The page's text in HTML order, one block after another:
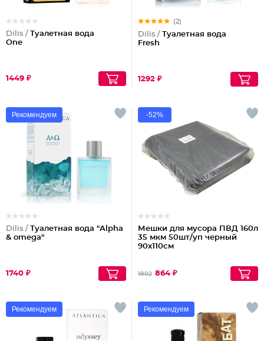
Dilis / Туалетная вода
One
1449 ₽
(2)
Dilis / Туалетная вода
Fresh
1292 ₽
Рекомендуем
Dilis / Туалетная вода "Alpha
& omega"
1740 ₽
-52%
Мешки для мусора ПВД 160л
35 мкм 50шт/уп черный
90х110см
1802 864 ₽
Рекомендуем Рекомендуем